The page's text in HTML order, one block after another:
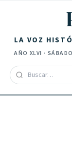
LA VOZ
AÑO XLVI ·